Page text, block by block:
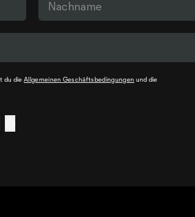
du die Allgemeinen Geschäftsbedingungen und die